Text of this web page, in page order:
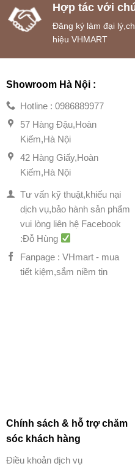
Hợp tác với
Đăng ký làm đại
hiệu VHMART
Showroom Hà Nội :
Hotline : 0986889977
57 Hàng Đậu,Hoàn
Kiếm,Hà Nội
42 Hàng Giấy,Hoàn
Kiếm,Hà Nội
Tư vấn kỹ thuật,khiếu nại
dịch vụ,bảo hành sản phẩm
vui lòng liên hệ Facebook
:Đỗ Hùng
Fanpage : VHmart - mua
tiết kiệm,sắm niềm tin
Chính sách & hỗ trợ chăm
sóc khách hàng
Điều khoản dịch vụ